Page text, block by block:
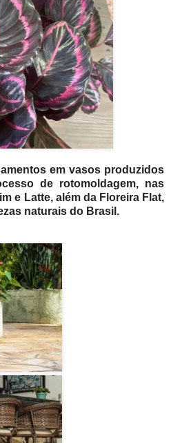
em vasos produzidos
de rotomoldagem, nas
e Latte, além da Floreira Flat,
naturais do Brasil.